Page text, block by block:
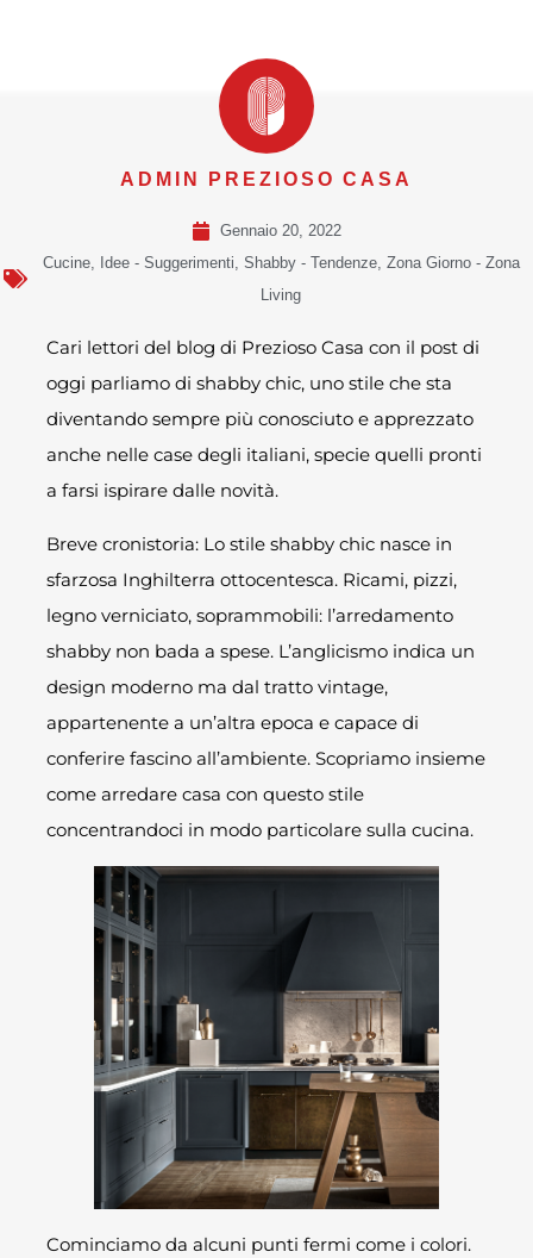
ADMIN PREZIOSO CASA
Gennaio 20, 2022
Cucine, Idee - Suggerimenti, Shabby - Tendenze, Zona Giorno - Zona
Living
Cari lettori del blog di Prezioso Casa con il post di
oggi parliamo di shabby chic, uno stile che sta
diventando sempre più conosciuto e apprezzato
anche nelle case degli italiani, specie quelli pronti
a farsi ispirare dalle novità.
Breve cronistoria: Lo stile shabby chic nasce in
sfarzosa Inghilterra ottocentesca. Ricami, pizzi,
legno verniciato, soprammobili: l’arredamento
shabby non bada a spese. L’anglicismo indica un
design moderno ma dal tratto vintage,
appartenente a un’altra epoca e capace di
conferire fascino all’ambiente. Scopriamo insieme
come arredare casa con questo stile
concentrandoci in modo particolare sulla cucina.
Cominciamo da alcuni punti fermi come i colori.